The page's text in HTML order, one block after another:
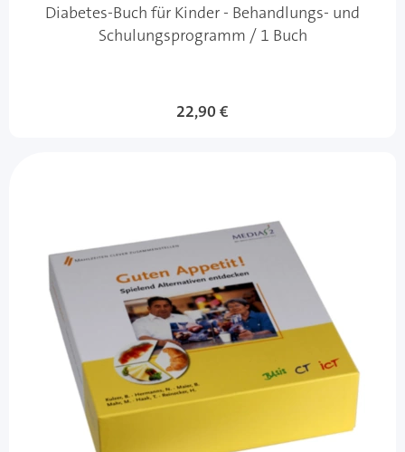
Diabetes-Buch für Kinder - Behandlungs- und
Schulungsprogramm / 1 Buch
22,90 €